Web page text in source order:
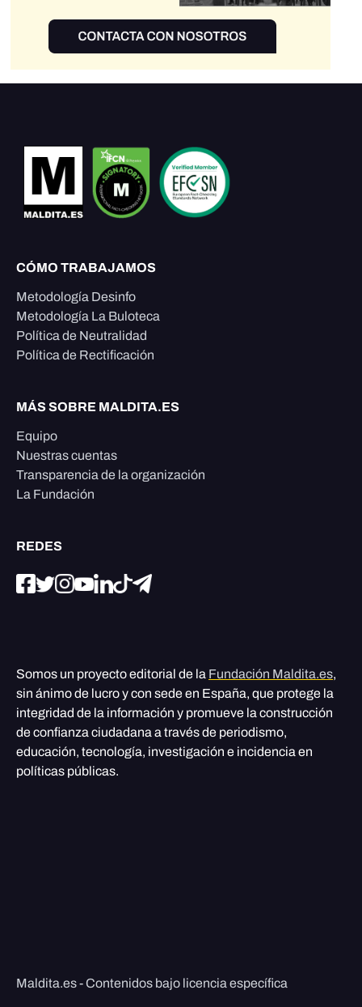
CÓMO TRABAJAMOS
Metodología Desinfo
Metodología La Buloteca
Política de Neutralidad
Política de Rectificación
MÁS SOBRE MALDITA.ES
Equipo
Nuestras cuentas
Transparencia de la organización
La Fundación
REDES
Somos un proyecto editorial de la Fundación Maldita.es,
sin ánimo de lucro y con sede en España, que protege la
integridad de la información y promueve la construcción
de confianza ciudadana a través de periodismo,
educación, tecnología, investigación e incidencia en
políticas públicas.
Maldita.es - Contenidos bajo licencia específica